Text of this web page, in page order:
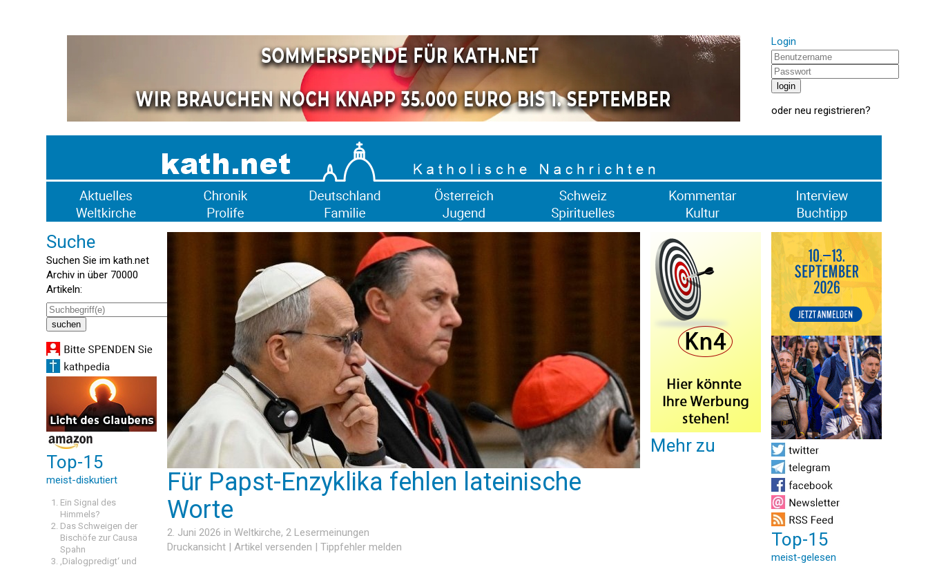
Login
oder neu registrieren?
Suche
Suchen Sie im kath.net
Archiv in über 70000
Artikeln:
Top-15
meist-diskutiert
Ein Signal des
Himmels?
Das Schweigen der
Bischöfe zur Causa
Spahn
‚Dialogpredigt‘ und
Für Papst-Enzyklika fehlen lateinische
Worte
2. Juni 2026 in Weltkirche, 2 Lesermeinungen
Druckansicht | Artikel versenden | Tippfehler melden
Mehr zu
Top-15
meist-gelesen